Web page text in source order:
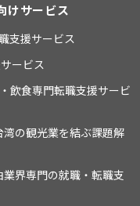
けサービス
支援サービス
ービス
飲食専門転職支援サービ
の観光業を結ぶ課題解
界専門の就職・転職支